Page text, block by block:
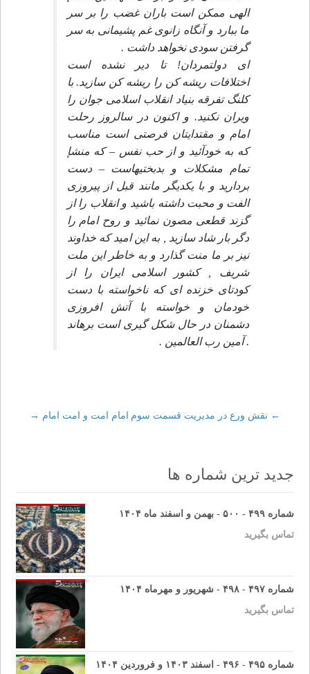
الهى ممكن است باران غضب را بر سر
ما ببارد و آنگاه زانوى غم پشيمانى به سر
گرفتن سودى نخواهد داشت .
اى دولتمردان! تا دير نشده است
اختلافات ريشه كن را ريشه كن سازيد. با
كلنگ تفرقه بنياد انقلاب اسلامى جوان را
ويران نكنيد. و اكنون در سالروز رحلت
امام و مقتدايتان فرصتى است مناسب
كه به خودآئيد و از حب نفس – كه منشإ
تمام مشكلات و بدبختيهاست – دست
برداريد و با يكديگر مانند قبل از پيروزى
الفت و محبت داشته باشيد و انقلاب را از
گزند قطعى مصون نمائيد و روح امام را
دگر بار شاد سازيد , به اين اميد كه خداوند
نيز بر ما منت گذارد و به خاطر اين ملت
شريف , كشور اسلامى ايران را از
كودتاى خزنده اى كه ناخواسته با دست
خودمان و خواسته با آتش افروزى
دشمنان در حال شكل گيرى است برهاند
. آمين رب العالمين .
Post
navigation
← نقش ورع در مديريت قسمت سوم امام امت و امت امام →
جدید ترین شماره ها
شماره ۴۹۹ - ۵۰۰ - بهمن و اسفند ماه ۱۴۰۴
تماس بگیرید
شماره ۴۹۷ - ۴۹۸ - شهریور و مهرماه ۱۴۰۴
تماس بگیرید
شماره ۴۹۵ - ۴۹۶ - اسفند ۱۴۰۳ و فروردین ۱۴۰۴